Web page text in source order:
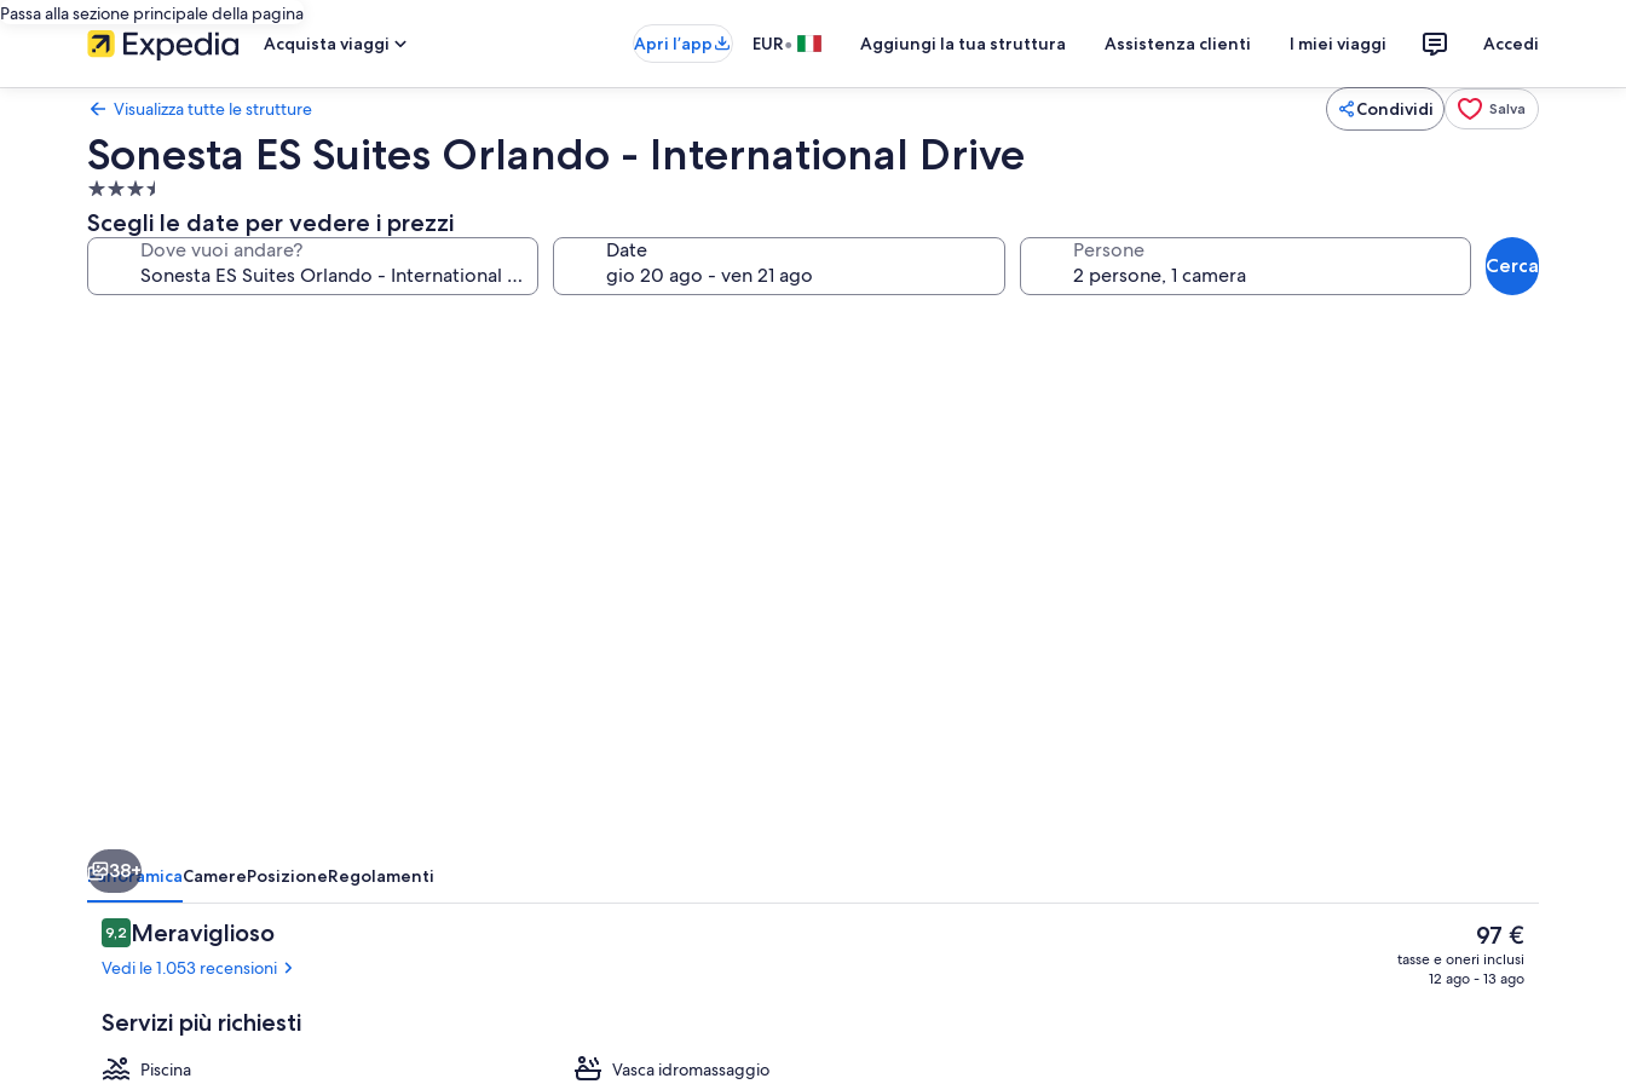
Passa alla sezione principale della pagina
Acquista viaggi
Apri l’app EUR• Aggiungi la tua struttura Assistenza clienti I miei viaggi Accedi
Visualizza tutte le strutture Condividi Salva
Sonesta ES Suites Orlando - International Drive
Struttura
a
3.5
Scegli le date per vedere i prezzi
Dove vuoi andare? Date Persone
Cerca
1 camera, biancheria in cotone
38+
PanoramicaCamerePosizioneRegolamenti
Recensioni
9,29,2 su 10
Meraviglioso
Vedi le 1.053 recensioni
Servizi più richiesti
Piscina
Vasca idromassaggio
Il
prezzo
attuale
97 €
tasse e oneri inclusi
12 ago - 13 ago